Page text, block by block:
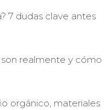
7 dudas clave antes
realmente y cómo
orgánico, materiales